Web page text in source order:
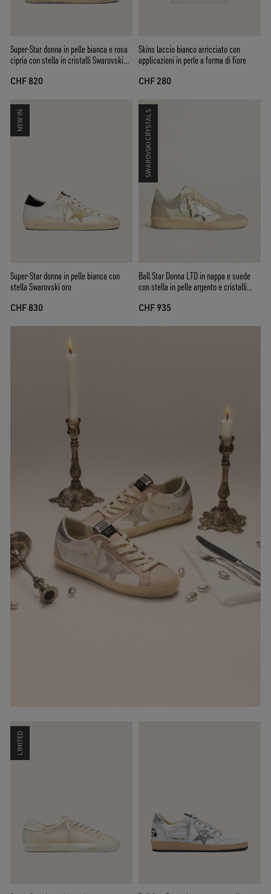
Super-Star donna in pelle bianca e rosa
cipria con stella in cristalli Swarovski
CHF 820
Skins laccio bianco arricciato con
applicazioni in perle a forma di fiore
CHF 280
NEW IN
Super-Star donna in pelle bianca con
stella Swarovski oro
CHF 830
SWAROVSKI CRYSTALS
Ball Star Donna LTD in nappa e suede
con stella in pelle argento e cristalli
CHF 935
LIMITED